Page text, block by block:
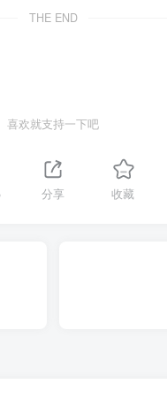
THE END
喜欢就支持一下吧
分享 收藏